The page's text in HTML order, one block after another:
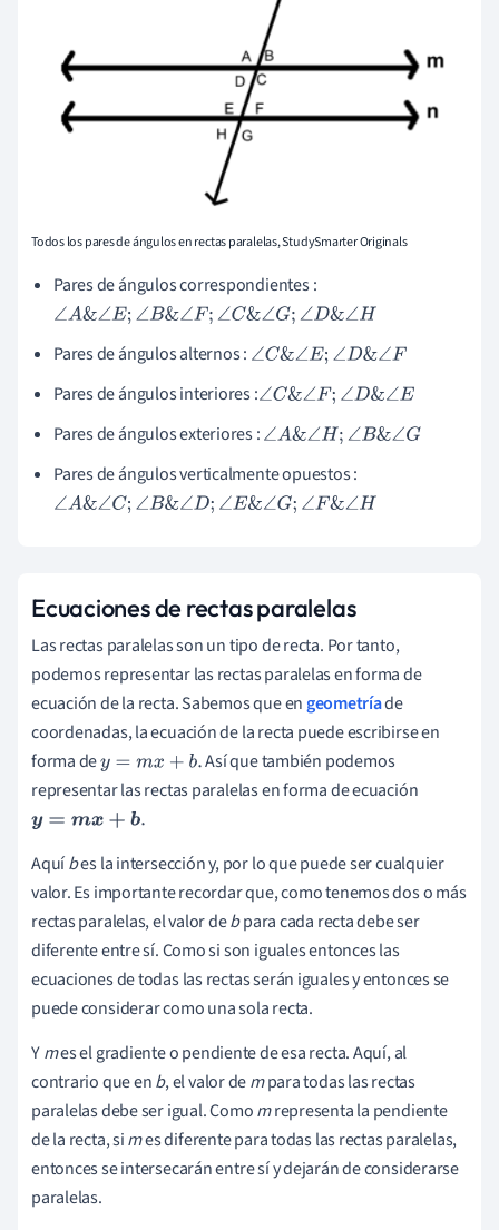
Todos los pares de ángulos en rectas paralelas, StudySmarter Originals
Pares de ángulos correspondientes :
∠A&∠E;∠B&∠F;∠C&∠G;∠D&∠H
Pares de ángulos alternos : ∠C&∠E;∠D&∠F
Pares de ángulos interiores :∠C&∠F;∠ D&∠E
Pares de ángulos exteriores :∠A&∠H;∠B&∠G
Pares de ángulos verticalmente opuestos :
∠A&∠C;∠B&∠D;∠E&∠G;∠F&∠ H
Ecuaciones de rectas paralelas
Las rectas paralelas son un tipo de recta. Por tanto,
podemos representar las rectas paralelas en forma de
ecuación de la recta. Sabemos que en geometríade
coordenadas, la ecuación de la recta puede escribirse en
forma dey=m x+b.
Así que también podemos
representar las rectas paralelas en forma de ecuación
y= mx +b.
Aquíbes la intersección y, por lo que puede ser cualquier
valor. Es importante recordar que, como tenemos dos o más
rectas paralelas, el valor debpara cada recta debe ser
diferente entre sí. Como si son iguales entonces las
ecuaciones de todas las rectas serán iguales y entonces se
puede considerar como una sola recta.
Ymes el gradiente o pendiente de esa recta. Aquí, al
contrario que enb, el valor dempara todas las rectas
paralelas debe ser igual. Comomrepresenta la pendiente
de la recta, simes diferente para todas las rectas paralelas,
entonces se intersecarán entre sí y dejarán de considerarse
paralelas.